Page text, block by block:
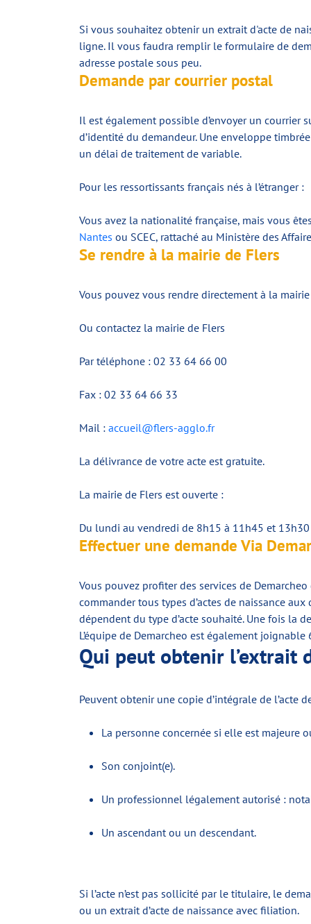
Si vous souhaitez obtenir un extrait d'acte de
ligne. Il vous faudra remplir le formulaire de
adresse postale sous peu.
Demande par courrier postal
Il est également possible d’envoyer un courrier
d’identité du demandeur. Une enveloppe
un délai de traitement de variable.
Pour les ressortissants français nés à l’étranger :
Vous avez la nationalité française, mais vous
Nantes ou SCEC, rattaché au Ministère des
Se rendre à la mairie de Flers
Vous pouvez vous rendre directement à la
Ou contactez la mairie de Flers
Par téléphone : 02 33 64 66 00
Fax : 02 33 64 66 33
Mail : accueil@flers-agglo.fr
La délivrance de votre acte est gratuite.
La mairie de Flers est ouverte :
Du lundi au vendredi de 8h15 à 11h45 et
Effectuer une demande Via
Vous pouvez profiter des services de
commander tous types d’actes de naissance
dépendent du type d’acte souhaité. Une fois la
L’équipe de Demarcheo est également
Qui peut obtenir l’extrait
Peuvent obtenir une copie d’intégrale de l’acte
La personne concernée si elle est majeure
Son conjoint(e).
Un professionnel légalement autorisé :
Un ascendant ou un descendant.
Si l’acte n’est pas sollicité par le titulaire, le
ou un extrait d’acte de naissance avec filiation.